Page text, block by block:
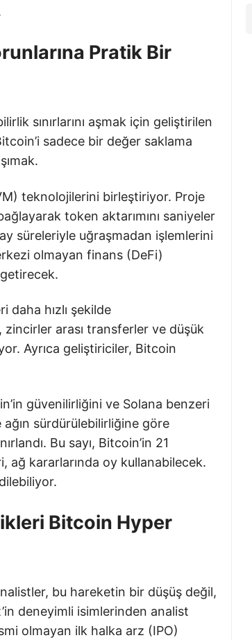
Pratik Bir
sınırlarını aşmak için geliştirilen
sadece bir değer saklama
teknolojilerini birleştiriyor. Proje
token aktarımını saniyeler
süreleriyle uğraşmadan işlemlerini
olmayan finans (DeFi)
daha hızlı şekilde
arası transferler ve düşük
Ayrıca geliştiriciler, Bitcoin
güvenilirliğini ve Solana benzeri
sürdürülebilirliğine göre
Bu sayı, Bitcoin’in 21
ağ kararlarında oy kullanabilecek.
Bitcoin Hyper
bu hareketin bir düşüş değil,
deneyimli isimlerinden analist
olmayan ilk halka arz (IPO)